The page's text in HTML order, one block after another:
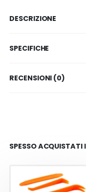
DESCRIZIONE
SPECIFICHE
RECENSIONI (0)
SPESSO ACQUISTATI